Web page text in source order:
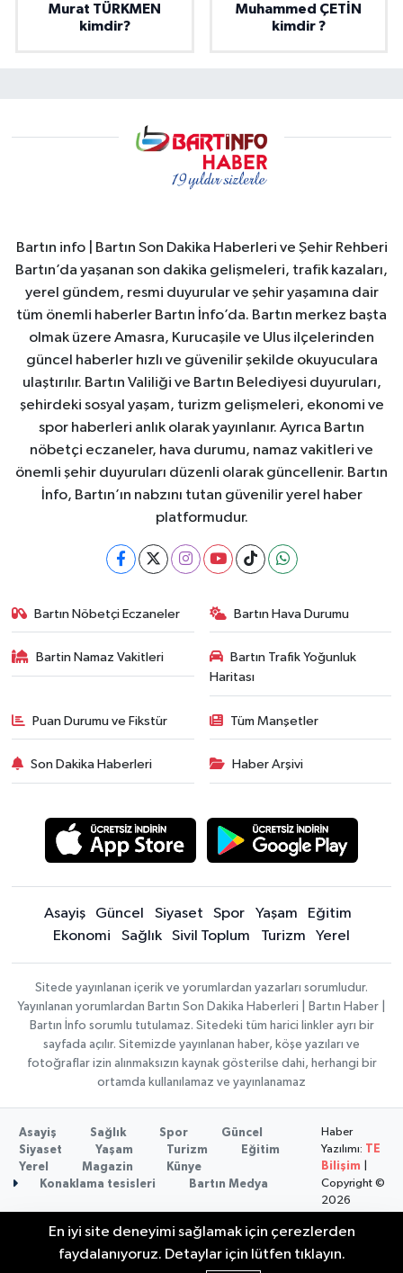
Murat TÜRKMEN
kimdir?
Muhammed ÇETİN
kimdir ?
Bartın info | Bartın Son Dakika Haberleri ve Şehir Rehberi
Bartın’da yaşanan son dakika gelişmeleri, trafik kazaları,
yerel gündem, resmi duyurular ve şehir yaşamına dair
tüm önemli haberler Bartın İnfo’da. Bartın merkez başta
olmak üzere Amasra, Kurucaşile ve Ulus ilçelerinden
güncel haberler hızlı ve güvenilir şekilde okuyuculara
ulaştırılır. Bartın Valiliği ve Bartın Belediyesi duyuruları,
şehirdeki sosyal yaşam, turizm gelişmeleri, ekonomi ve
spor haberleri anlık olarak yayınlanır. Ayrıca Bartın
nöbetçi eczaneler, hava durumu, namaz vakitleri ve
önemli şehir duyuruları düzenli olarak güncellenir. Bartın
İnfo, Bartın’ın nabzını tutan güvenilir yerel haber
platformudur.
Bartın Nöbetçi Eczaneler Bartın Hava Durumu
Bartin Namaz Vakitleri
Bartın Trafik Yoğunluk
Haritası
Puan Durumu ve Fikstür Tüm Manşetler
Son Dakika Haberleri Haber Arşivi
Asayiş Güncel Siyaset Spor Yaşam
Eğitim
Ekonomi
Sağlık Sivil Toplum Turizm Yerel
Sitede yayınlanan içerik ve yorumlardan yazarları sorumludur.
Yayınlanan yorumlardan Bartın Son Dakika Haberleri | Bartın Haber |
Bartın İnfo sorumlu tutulamaz. Sitedeki tüm harici linkler ayrı bir
sayfada açılır. Sitemizde yayınlanan haber, köşe yazıları ve
fotoğraflar izin alınmaksızın kaynak gösterilse dahi, herhangi bir
ortamda kullanılamaz ve yayınlanamaz
Asayiş Sağlık Spor
Güncel
Siyaset
Yaşam Turizm
Eğitim
Yerel
Magazin
Künye
Konaklama tesisleri
Bartın Medya
Haber
Yazılımı: TE
Bilişim
Copyright ©
2026
En iyi site deneyimi sağlamak için çerezlerden
faydalanıyoruz. Detaylar için lütfen tıklayın.
2 Buzağı Hediyeli Bal Festivalinde Hande